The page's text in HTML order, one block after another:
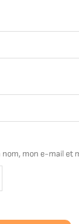
nom, mon e-mail et